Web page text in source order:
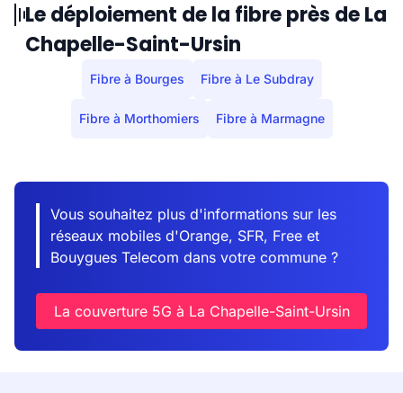
Le déploiement de la fibre près de La
Chapelle-Saint-Ursin
Fibre à Bourges Fibre à Le Subdray
Fibre à Morthomiers Fibre à Marmagne
Vous souhaitez plus d'informations sur les
réseaux mobiles d'Orange, SFR, Free et
Bouygues Telecom dans votre commune ?
La couverture 5G à La Chapelle-Saint-Ursin